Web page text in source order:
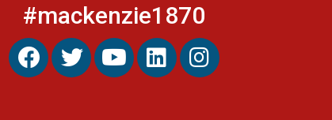
#mackenzie1870